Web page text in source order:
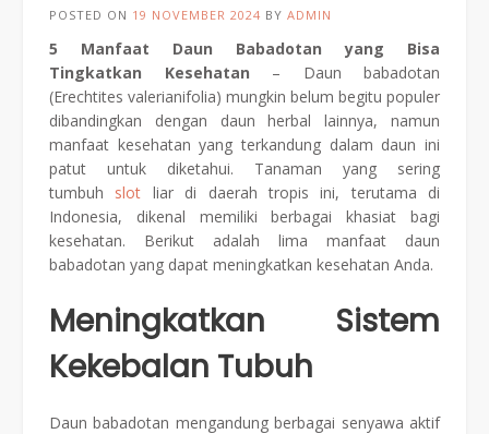
POSTED ON 19 NOVEMBER 2024 BY ADMIN
5 Manfaat Daun Babadotan yang Bisa
Tingkatkan Kesehatan – Daun babadotan
(Erechtites valerianifolia) mungkin belum begitu populer
dibandingkan dengan daun herbal lainnya, namun
manfaat kesehatan yang terkandung dalam daun ini
patut untuk diketahui. Tanaman yang sering
tumbuh slot liar di daerah tropis ini, terutama di
Indonesia, dikenal memiliki berbagai khasiat bagi
kesehatan. Berikut adalah lima manfaat daun
babadotan yang dapat meningkatkan kesehatan Anda.
Meningkatkan Sistem
Kekebalan Tubuh
Daun babadotan mengandung berbagai senyawa aktif